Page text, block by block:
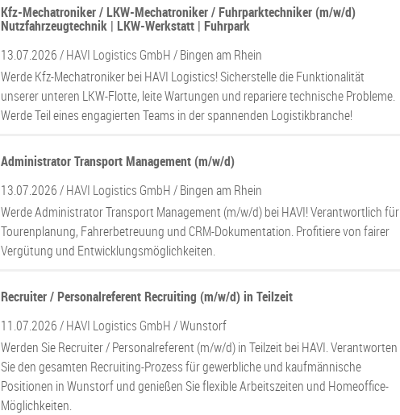
Kfz-Mechatroniker / LKW-Mechatroniker / Fuhrparktechniker (m/w/d)
Nutzfahrzeugtechnik | LKW-Werkstatt | Fuhrpark
13.07.2026 /HAVI Logistics GmbH/ Bingen am Rhein
Werde Kfz-Mechatroniker bei HAVI Logistics! Sicherstelle die Funktionalität
unserer unteren LKW-Flotte, leite Wartungen und repariere technische Probleme.
Werde Teil eines engagierten Teams in der spannenden Logistikbranche!
Administrator Transport Management (m/w/d)
13.07.2026 /HAVI Logistics GmbH/ Bingen am Rhein
Werde Administrator Transport Management (m/w/d) bei HAVI! Verantwortlich für
Tourenplanung, Fahrerbetreuung und CRM-Dokumentation. Profitiere von fairer
Vergütung und Entwicklungsmöglichkeiten.
Recruiter / Personalreferent Recruiting (m/w/d) in Teilzeit
11.07.2026 /HAVI Logistics GmbH/ Wunstorf
Werden Sie Recruiter / Personalreferent (m/w/d) in Teilzeit bei HAVI. Verantworten
Sie den gesamten Recruiting-Prozess für gewerbliche und kaufmännische
Positionen in Wunstorf und genießen Sie flexible Arbeitszeiten und Homeoffice-
Möglichkeiten.